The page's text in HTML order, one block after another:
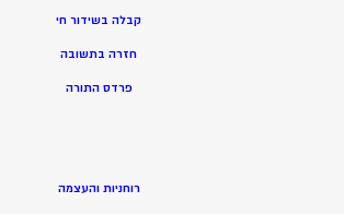
קבלה בשידור חי
חזרה בתשובה
פרדס התורה
רוחניות והעצמה